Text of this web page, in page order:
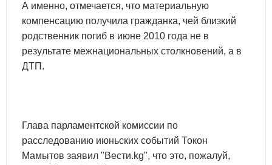
А именно, отмечается, что материальную
компенсацию получила гражданка, чей близкий
родственник погиб в июне 2010 года не в
результате межнациональных столкновений, а в
ДТП.
Глава парламентской комиссии по
расследованию июньских событий Токон
Мамытов заявил "Вести.kg", что это, пожалуй,